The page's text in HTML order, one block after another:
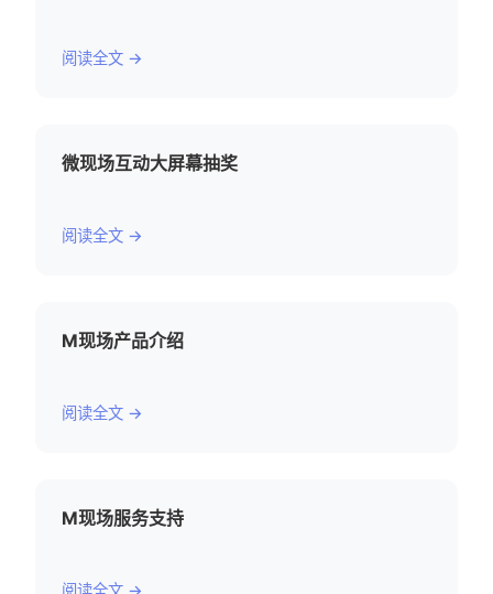
阅读全文 →
微现场互动大屏幕抽奖
阅读全文 →
M现场产品介绍
阅读全文 →
M现场服务支持
阅读全文 →